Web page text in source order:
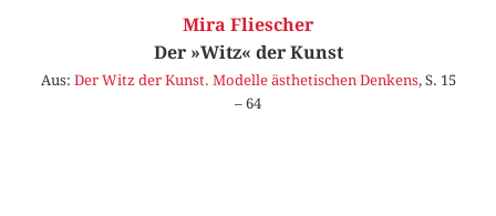
Mira Fliescher
Der »Witz« der Kunst
Aus: Der Witz der Kunst. Modelle ästhetischen Denkens, S. 15
– 64